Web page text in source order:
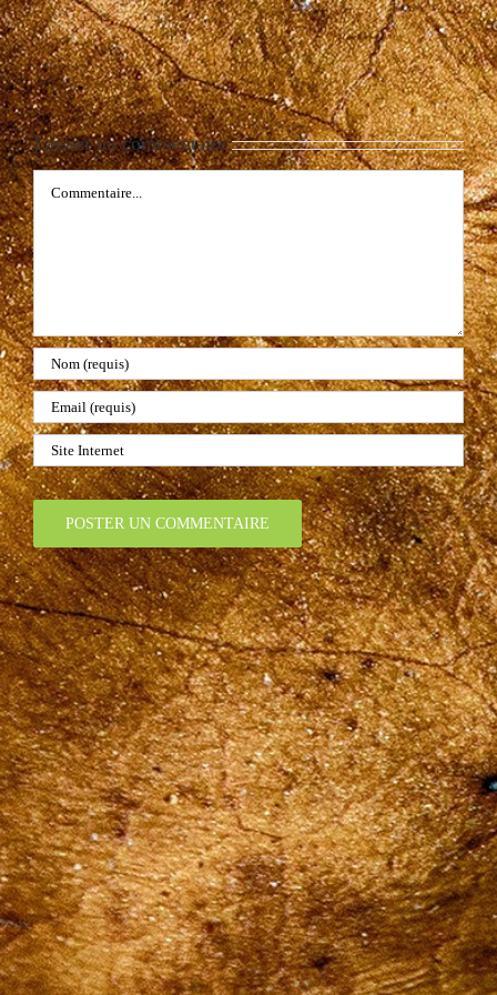
Laisser un commentaire
Commentaire